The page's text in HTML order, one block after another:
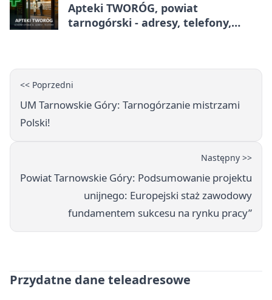
Apteki TWORÓG, powiat
tarnogórski - adresy, telefony,
<< Poprzedni
UM Tarnowskie Góry: Tarnogórzanie mistrzami
Polski!
Następny >>
Powiat Tarnowskie Góry: Podsumowanie projektu
unijnego: Europejski staż zawodowy
fundamentem sukcesu na rynku pracy”
Przydatne dane teleadresowe